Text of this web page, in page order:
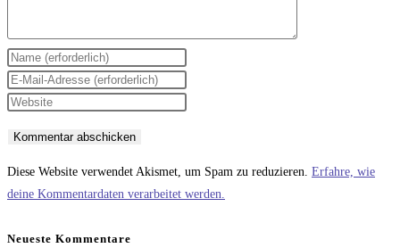
Gib
deinen
Namen
zum
Kommentieren
Gib
deine
Adresse
zum
ein
Gib
URL
ein
Diese Website verwendet Akismet, um Spam zu reduzieren. Erfahre, wie
deine Kommentardaten verarbeitet werden.
Neueste Kommentare